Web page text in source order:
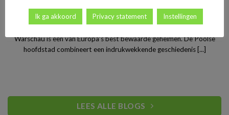
Stedentrip Warschau: ontdek de verrassende charme van
Polen’s bruisende hoofdstad
Warschau is een van Europa’s best bewaarde geheimen. De Poolse
hoofdstad combineert een indrukwekkende geschiedenis [...]
LEES ALLE BLOGS
Ik ga akkoord Privacy statement Instellingen